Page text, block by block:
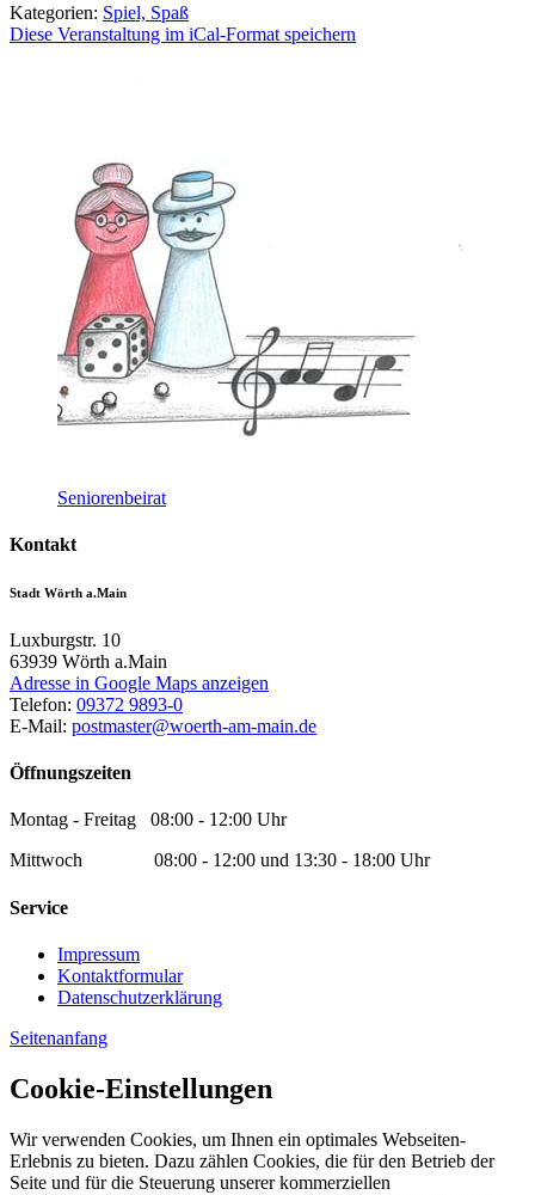
Kategorien: Spiel, Spaß
Diese Veranstaltung im iCal-Format speichern
Seniorenbeirat
Kontakt
Stadt Wörth a.Main
Luxburgstr. 10
63939 Wörth a.Main
Adresse in Google Maps anzeigen
Telefon: 09372 9893-0
E-Mail: postmaster@woerth-am-main.de
Öffnungszeiten
Montag - Freitag 08:00 - 12:00 Uhr
Mittwoch 08:00 - 12:00 und 13:30 - 18:00 Uhr
Service
Impressum
Kontaktformular
Datenschutzerklärung
Seitenanfang
Cookie-Einstellungen
Wir verwenden Cookies, um Ihnen ein optimales Webseiten-
Erlebnis zu bieten. Dazu zählen Cookies, die für den Betrieb der
Seite und für die Steuerung unserer kommerziellen